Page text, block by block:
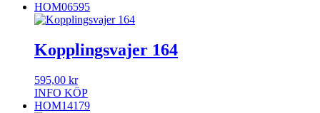
HOM06595
Kopplingsvajer 164
595,00 kr
INFO KÖP
HOM14179